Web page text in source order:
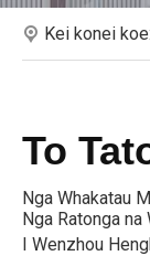
Kei konei koe:
To
Nga Whakatau
Nga Ratonga
I Wenzhou